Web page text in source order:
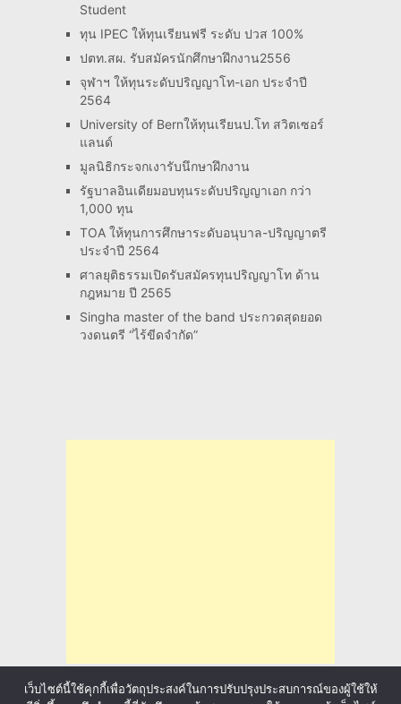
Student
ทุน IPEC ให้ทุนเรียนฟรี ระดับ ปวส 100%
ปตท.สผ. รับสมัครนักศึกษาฝึกงาน2556
จุฬาฯ ให้ทุนระดับปริญญาโท-เอก ประจำปี
2564
University of Bernให้ทุนเรียนป.โท สวิตเซอร์
แลนด์
มูลนิธิกระจกเงารับนึกษาฝึกงาน
รัฐบาลอินเดียมอบทุนระดับปริญญาเอก กว่า
1,000 ทุน
TOA ให้ทุนการศึกษาระดับอนุบาล-ปริญญาตรี
ประจำปี 2564
ศาลยุติธรรมเปิดรับสมัครทุนปริญญาโท ด้าน
กฎหมาย ปี 2565
Singha master of the band ประกวดสุดยอด
วงดนตรี “ไร้ขีดจำกัด”
เว็บไซต์นี้ใช้คุกกี้เพื่อวัตถุประสงค์ในการปรับปรุงประสบการณ์ของผู้ใช้ให้